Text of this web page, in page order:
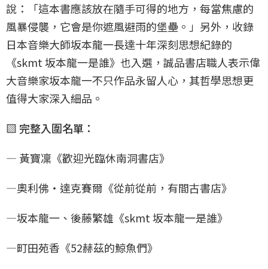
說：「這本書應該放在隨手可得的地方，每當焦慮的
風暴侵襲，它會是你遮風避雨的堡壘。」另外，收錄
日本音樂大師坂本龍一長達十年深刻思想紀錄的
《skmt 坂本龍一是誰》也入選，誠品書店職人表示偉
大音樂家坂本龍一不只作品永留人心，其哲學思想更
值得大家深入細品。
▧ 完整入圍名單：
— 黃寶凜《歡迎光臨休南洞書店》
—奧利佛・達克賽爾《從前從前，有間古書店》
—坂本龍一、後藤繁雄《skmt 坂本龍一是誰》
—町田苑香《52赫茲的鯨魚們》